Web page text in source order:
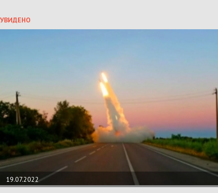
УВИДЕНО
19.07.2022